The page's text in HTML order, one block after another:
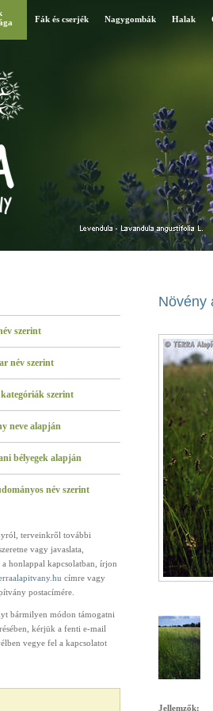
Fák és cserjék Nagygombák Halak
szerint
név szerint
szerint
neve alapján
bélyegek alapján
név szerint
terveinkről további
vagy javaslata,
a honlappal kapcsolatban, írjon
címre vagy
postacímére.
bármilyen módon támogatni
kérjük a fenti e-mail
vegye fel a kapcsolatot
Növény
Jellemzők: